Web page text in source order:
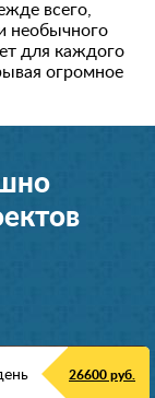
всего,
необычного
для каждого
огромное
26600 руб.